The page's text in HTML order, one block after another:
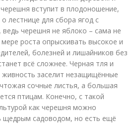
вступит в плодоношение,
лестнице для сбора ягод с
ведь черешня не яблоко – сама не
роста опрыскивать высокое и
болезней и лишайников без
всё сложнее. Черная тля и
заселит незащищённые
сочные листья, а большая
птицам. Конечно, с такой
как черешня можно
щедрым садоводом, но есть ещё